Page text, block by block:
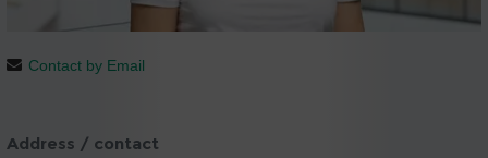
Contact by Email
Address / contact